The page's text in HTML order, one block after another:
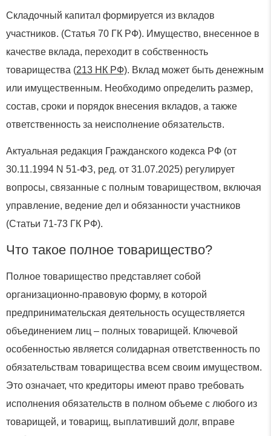
Складочный капитал формируется из вкладов
участников. (Статья 70 ГК РФ). Имущество, внесенное в
качестве вклада, переходит в собственность
товарищества (213 НК РФ). Вклад может быть денежным
или имущественным. Необходимо определить размер,
состав, сроки и порядок внесения вкладов, а также
ответственность за неисполнение обязательств.
Актуальная редакция Гражданского кодекса РФ (от
30.11.1994 N 51-ФЗ, ред. от 31.07.2025) регулирует
вопросы, связанные с полным товариществом, включая
управление, ведение дел и обязанности участников
(Статьи 71-73 ГК РФ).
Что такое полное товарищество?
Полное товарищество представляет собой
организационно-правовую форму, в которой
предпринимательская деятельность осуществляется
объединением лиц – полных товарищей. Ключевой
особенностью является солидарная ответственность по
обязательствам товарищества всем своим имуществом.
Это означает, что кредиторы имеют право требовать
исполнения обязательств в полном объеме с любого из
товарищей, и товарищ, выплативший долг, вправе